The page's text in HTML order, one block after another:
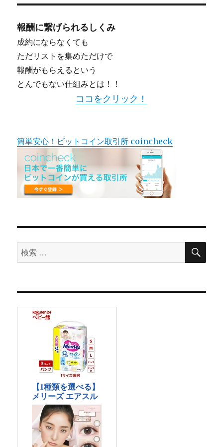
報酬に繋げられるしくみ
成約にならなくても
ただリストを集めただけで
報酬がもらえるという
とんでもない仕組みとは！！
ココをクリック！
簡単安心！ビットコイン取引所 coincheck
検
索
象:
検